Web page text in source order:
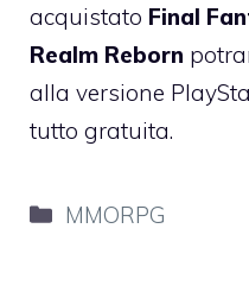
acquistato Final
Realm Reborn
alla versione
tutto gratuita.
Categorie
MMORPG